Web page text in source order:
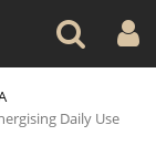
Daily Use